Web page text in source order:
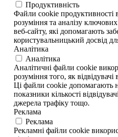
Продуктивність
Файли cookie продуктивності
розуміння та аналізу
веб-сайту, які допомагають
користувальницький досвід
Аналітика
Аналітика
Аналітичні файли cookie
розуміння того, як
Ці файли cookie допомагають
показники кількості
джерела трафіку тощо.
Реклама
Реклама
Рекламні файли cookie